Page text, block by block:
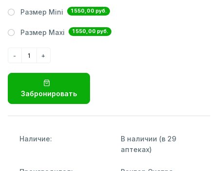
Размер Mini 1 550,00 руб.
Размер Maxi 1 550,00 руб.
Забронировать
Наличие:
В наличии (в 29
аптеках)